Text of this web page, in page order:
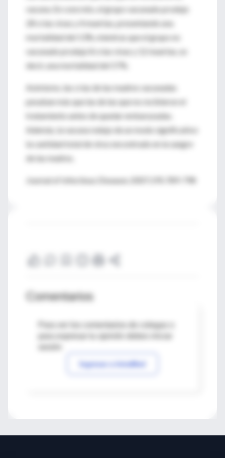
vacuna. En concreto, el grupo vacunado produjo
28 crías vivas y 4 muertas, presentando una
mortalidad del 13%, mientras que el grupo no
vacunado produjo 8 crías vivas y 12 muertas, es
decir, una mortalidad del 57%.
Asimismo, las crías de las madres vacunadas
pesaban más que las de las que no recibieron el
tratamiento antes de quedar embarazadas.
Además, la vacuna redujo de un modo significativo
la cantidad total de virus encontrado en la sangre
de las madres.
Journal of Infectious Diseases 2007;195:789-798
Comentarios
Para ver los comentarios de colegas o
Ingresar a IntraMed